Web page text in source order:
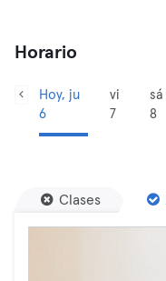
Horario
Hoy, ju
6
vi
7
sá
8
Clases